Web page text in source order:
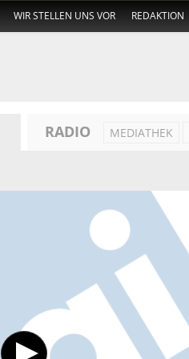
WIR STELLEN UNS VOR REDAKTION
RADIO MEDIATHEK